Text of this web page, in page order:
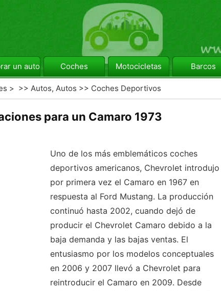
un automóvil Coches Motocicletas Barcos
> >> Autos, Autos >> Coches Deportivos
para un Camaro 1973
Uno de los más emblemáticos coches
deportivos americanos, Chevrolet introdujo
por primera vez el Camaro en 1967 en
respuesta al Ford Mustang. La producción
continuó hasta 2002, cuando dejó de
producir el Chevrolet Camaro debido a la
baja demanda y las bajas ventas. El
entusiasmo por los modelos conceptuales
en 2006 y 2007 llevó a Chevrolet para
reintroducir el Camaro en 2009. Desde